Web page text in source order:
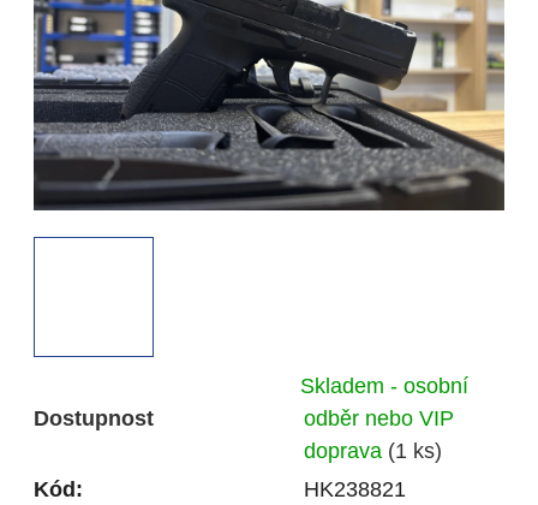
Dostupnost
Skladem - osobní
odběr nebo VIP
doprava (1 ks)
Kód:
HK238821